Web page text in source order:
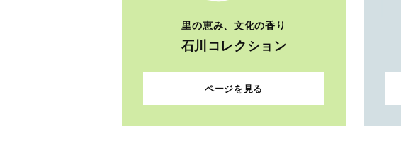
里の恵み、文化の香り
石川コレクション
ページを見る